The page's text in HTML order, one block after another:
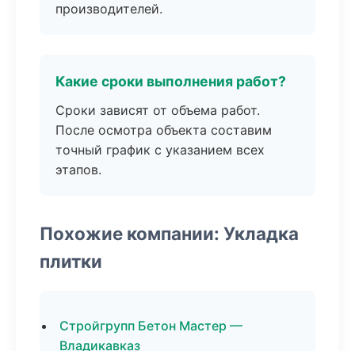
производителей.
Какие сроки выполнения работ?
Сроки зависят от объема работ.
После осмотра объекта составим
точный график с указанием всех
этапов.
Похожие компании: Укладка
плитки
Стройгрупп Бетон Мастер —
Владикавказ